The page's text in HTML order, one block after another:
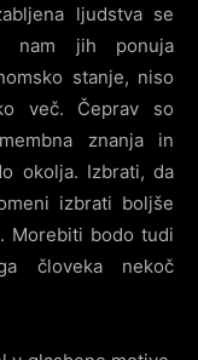
ljudstva se
nam jih ponuja
stanje, niso
več. Čeprav so
znanja in
okolja. Izbrati, da
izbrati boljše
Morebiti bodo tudi
človeka nekoč